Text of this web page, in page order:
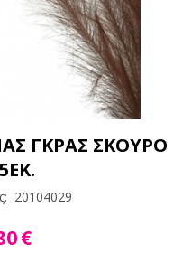
ΓΚΡΑΣ ΣΚΟΥΡΟ
20104029
€